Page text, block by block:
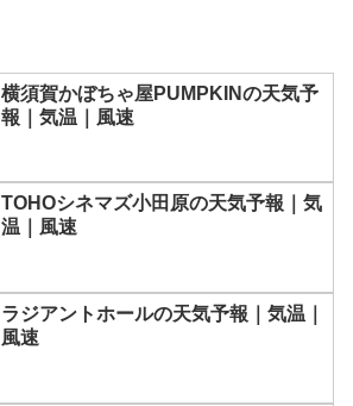
横須賀かぼちゃ屋PUMPKINの天気予
報｜気温｜風速
TOHOシネマズ小田原の天気予報｜気
温｜風速
ラジアントホールの天気予報｜気温｜
風速